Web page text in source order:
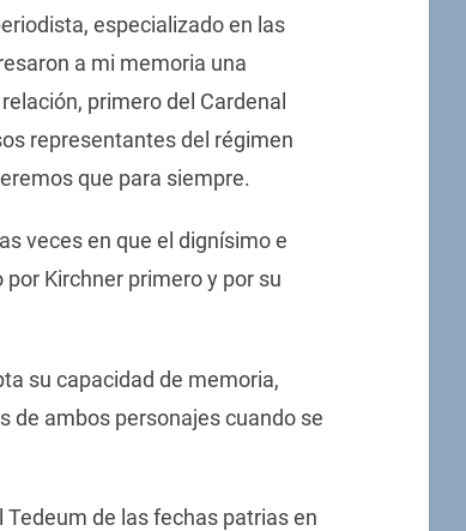
especializado en las
a mi memoria una
primero del Cardenal
representantes del régimen
que para siempre.
veces en que el dignísimo e
Kirchner primero y por su
su capacidad de memoria,
de ambos personajes cuando se
de las fechas patrias en